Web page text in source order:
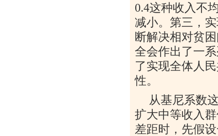
0.4这种收入不
减小。第三，
断解决相对贫
全会作出了一
了实现全体人
性。
从基尼系数
扩大中等收入
差距时，先假